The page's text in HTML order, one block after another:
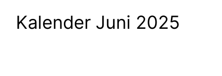
Kalender Juni 2025